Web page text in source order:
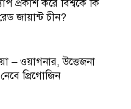
প্রকাশ করে বিশ্বকে কি
জায়ান্ট চীন?
– ওয়াগনার, উত্তেজনা
প্রিগোজিন